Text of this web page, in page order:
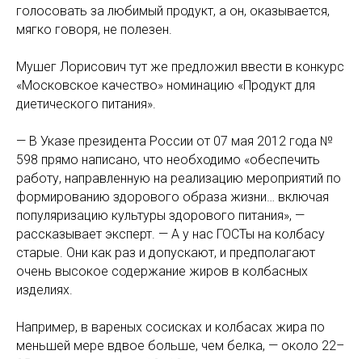
голосовать за любимый продукт, а он, оказывается,
мягко говоря, не полезен.
Мушег Лорисович тут же предложил ввести в конкурс
«Московское качество» номинацию «Продукт для
диетического питания».
— В Указе президента России от 07 мая 2012 года №
598 прямо написано, что необходимо «обеспечить
работу, направленную на реализацию мероприятий по
формированию здорового образа жизни… включая
популяризацию культуры здорового питания», —
рассказывает эксперт. — А у нас ГОСТы на колбасу
старые. Они как раз и допускают, и предполагают
очень высокое содержание жиров в колбасных
изделиях.
Например, в вареных сосисках и колбасах жира по
меньшей мере вдвое больше, чем белка, — около 22–